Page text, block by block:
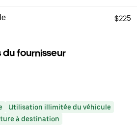
$225
fournisseur
Utilisation illimitée du véhicule
à destination